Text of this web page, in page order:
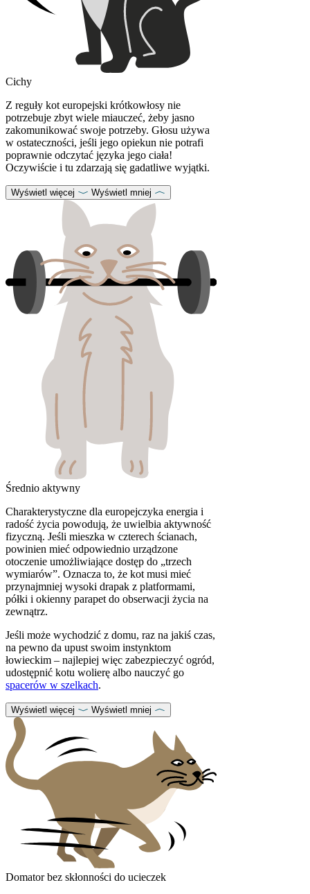
Cichy
Z reguły kot europejski krótkowłosy nie
potrzebuje zbyt wiele miauczeć, żeby jasno
zakomunikować swoje potrzeby. Głosu używa
w ostateczności, jeśli jego opiekun nie potrafi
poprawnie odczytać języka jego ciała!
Oczywiście i tu zdarzają się gadatliwe wyjątki.
Wyświetl więcej Wyświetl mniej
Średnio aktywny
Charakterystyczne dla europejczyka energia i
radość życia powodują, że uwielbia aktywność
fizyczną. Jeśli mieszka w czterech ścianach,
powinien mieć odpowiednio urządzone
otoczenie umożliwiające dostęp do „trzech
wymiarów”. Oznacza to, że kot musi mieć
przynajmniej wysoki drapak z platformami,
półki i okienny parapet do obserwacji życia na
zewnątrz.
Jeśli może wychodzić z domu, raz na jakiś czas,
na pewno da upust swoim instynktom
łowieckim – najlepiej więc zabezpieczyć ogród,
udostępnić kotu wolierę albo nauczyć go
spacerów w szelkach.
Wyświetl więcej Wyświetl mniej
Domator bez skłonności do ucieczek